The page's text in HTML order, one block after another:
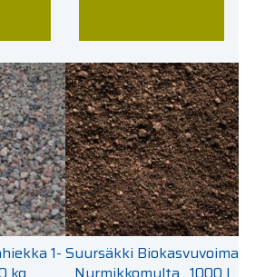
1- Suursäkki Biokasvuvoima